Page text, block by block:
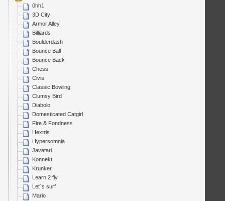
0hh1
3D City
Armor Alley
Billiards
Boulderdash
Bounce Ball
Bounce Back
Chess
Civis
Classic Bowling
Clumsy Bird
Diabolo
Domesticated Catgirl
Fire & Fondness
Hextris
Hypersomnia
Javatari
Konnekt
Krunker
Learn 2 fly
Let´s surf
Mario